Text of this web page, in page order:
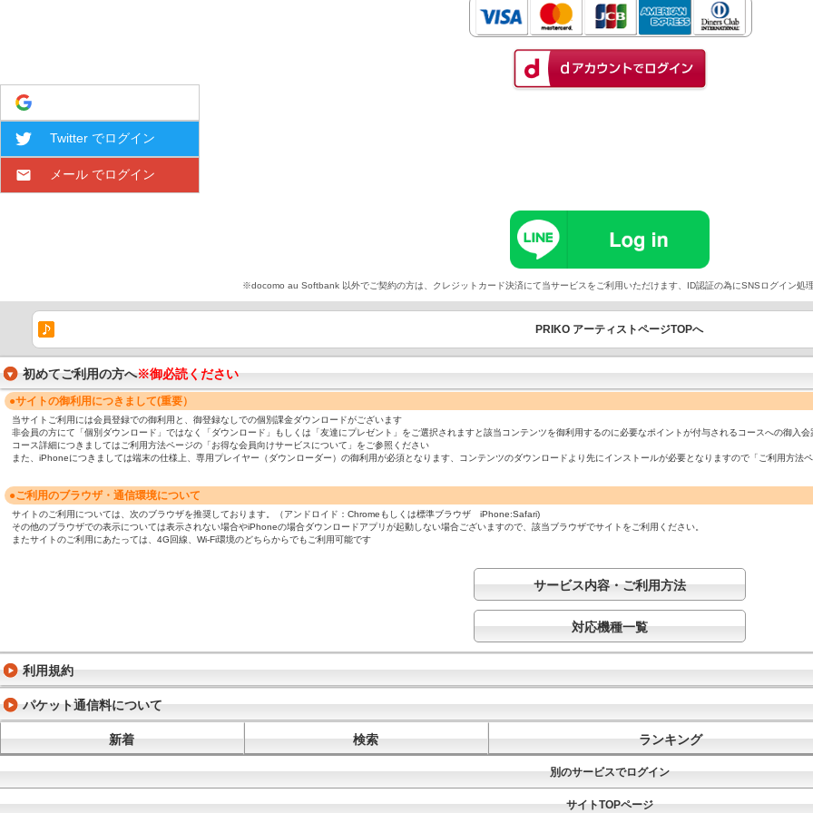
Twitter でログイン
メール でログイン
※docomo au Softbank 以外でご契約の方は、クレジットカード決済にて当サービスをご利用いただけます、ID認証の為にSNSログイン処
PRIKO アーティストページTOPへ
初めてご利用の方へ※御必読ください
●サイトの御利用につきまして(重要）
当サイトご利用には会員登録での御利用と、御登録なしでの個別課金ダウンロードがございます
非会員の方にて「個別ダウンロード」ではなく「ダウンロード」もしくは「友達にプレゼント」をご選択されますと該当コンテンツを御利用するのに必要なポイントが付与されるコースへの御入会
コース詳細につきましてはご利用方法ページの「お得な会員向けサービスについて」をご参照ください
また、iPhoneにつきましては端末の仕様上、専用プレイヤー（ダウンローダー）の御利用が必須となります、コンテンツのダウンロードより先にインストールが必要となりますので「ご利用方法
●ご利用のブラウザ・通信環境について
サイトのご利用については、次のブラウザを推奨しております。（アンドロイド：Chromeもしくは標準ブラウザ iPhone:Safari)
その他のブラウザでの表示については表示されない場合やiPhoneの場合ダウンロードアプリが起動しない場合ございますので、該当ブラウザでサイトをご利用ください。
またサイトのご利用にあたっては、4G回線、Wi-Fi環境のどちらからでもご利用可能です
サービス内容・ご利用方法
対応機種一覧
利用規約
パケット通信料について
新着 検索 ランキング
別のサービスでログイン
サイトTOPページ